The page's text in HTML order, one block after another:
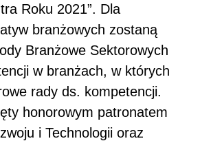
Roku 2021”. Dla
branżowych zostaną
Branżowe Sektorowych
w branżach, w których
rady ds. kompetencji.
honorowym patronatem
i Technologii oraz